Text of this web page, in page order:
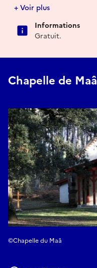
+ Voir plus
Informations
Gratuit.
Chapelle de Maâ
©Chapelle du Maâ